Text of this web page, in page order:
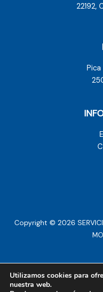
22192,
Pica
Copyright © 2026
Utilizamos cookies para
nuestra web.